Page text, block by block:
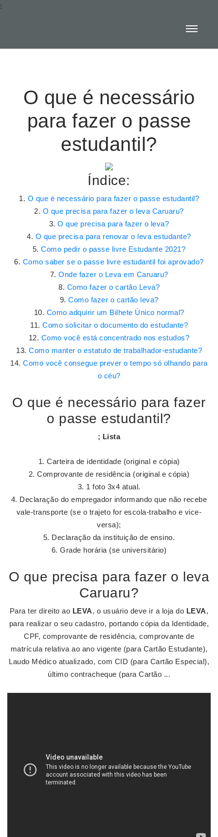
:
O que é necessário
para fazer o passe
estudantil?
Índice:
O que é necessário para fazer o passe estudantil?
O que precisa para fazer o leva Caruaru?
O que precisa para fazer o leva?
O que precisa para renovar o leva estudante?
Como pedir o passe livre Estudante 2021?
Como saber se o passe livre estudantil foi aprovado?
Onde fazer o Leva em Caruaru?
Como fazer o cartão Leva?
Como fazer o cartão leva?
Como adquirir um Bilhete Único normal?
Como solicitar o documento do estudante?
Como você está concentrado nos estudos?
Como manter o estatuto de trabalhador-estudante?
Como você consegue prever o tempo só olhando para
o céu?
O que é necessário para fazer
o passe estudantil?
; Lista
Carteira de identidade (original e cópia)
Comprovante de residência (original e cópia)
1 foto 3x4 atual.
Declaração do empregador informando que não recebe
vale-transporte (se o trajeto for escola-trabalho e vice-
versa);
Declaração da instituição de ensino.
Grade horária (se universitário)
O que precisa para fazer o leva
Caruaru?
Para ter direito ao LEVA, o usuário deve ir a loja do LEVA,
para realizar o seu cadastro, portando cópia da Identidade,
CPF, comprovante de residência, comprovante de
matrícula relativa ao ano vigente (para Cartão Estudante),
Laudo Médico atualizado, com CID (para Cartão Especial),
último contracheque (para Cartão ...